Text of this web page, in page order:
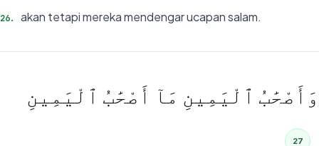
26. akan tetapi mereka mendengar ucapan salam.
وَأَصْحَٰبُ ٱلْيَمِينِ مَآ أَصْحَٰبُ ٱلْيَمِينِ
27